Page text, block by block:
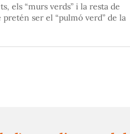
els “murs verds” i la resta de
ser el “pulmó verd” de la